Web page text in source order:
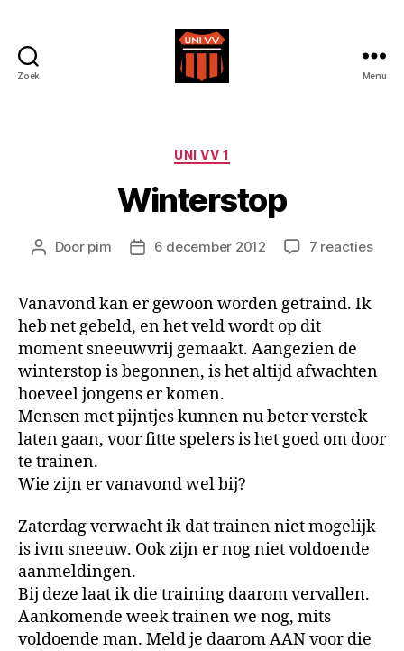
Zoek Menu
Categorieën
UNI VV 1
Winterstop
Berichtauteur
Door pim Berichtdatum
6 december 2012 7 reactiesop
Vanavond kan er gewoon worden getraind. Ik
heb net gebeld, en het veld wordt op dit
moment sneeuwvrij gemaakt. Aangezien de
winterstop is begonnen, is het altijd afwachten
hoeveel jongens er komen.
Mensen met pijntjes kunnen nu beter verstek
laten gaan, voor fitte spelers is het goed om door
te trainen.
Wie zijn er vanavond wel bij?
Zaterdag verwacht ik dat trainen niet mogelijk
is ivm sneeuw. Ook zijn er nog niet voldoende
aanmeldingen.
Bij deze laat ik die training daarom vervallen.
Aankomende week trainen we nog, mits
voldoende man. Meld je daarom AAN voor die